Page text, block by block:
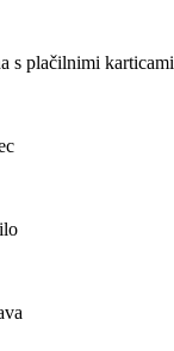
s plačilnimi karticami